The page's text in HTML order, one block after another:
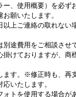
、使用概要）を必ず
願いたします。
上ご連絡の取れない
途費用をご相談させ
けておりますが、商
す。※修正時も、再
いたします。
トを使用する場合が